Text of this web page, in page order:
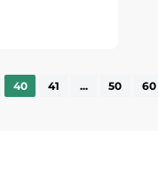
40 41 ... 50 60